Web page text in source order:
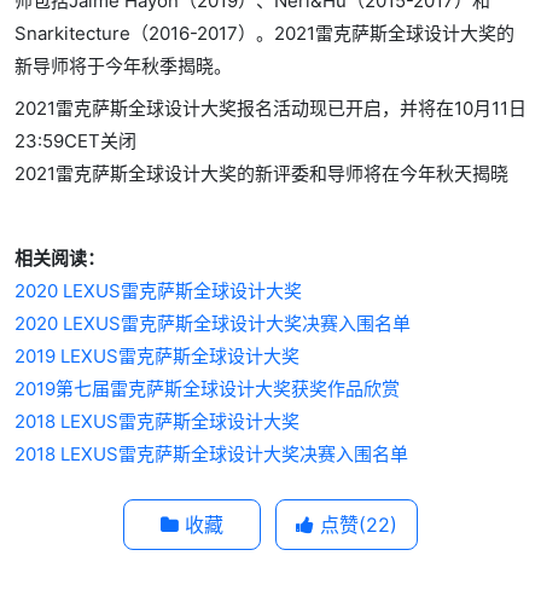
Snarkitecture（2016-2017）。2021雷克萨斯全球设计大奖的
新导师将于今年秋季揭晓。
2021雷克萨斯全球设计大奖报名活动现已开启，并将在10月11日
23:59CET关闭
2021雷克萨斯全球设计大奖的新评委和导师将在今年秋天揭晓
相关阅读：
2020 LEXUS雷克萨斯全球设计大奖
2020 LEXUS雷克萨斯全球设计大奖决赛入围名单
2019 LEXUS雷克萨斯全球设计大奖
2019第七届雷克萨斯全球设计大奖获奖作品欣赏
2018 LEXUS雷克萨斯全球设计大奖
2018 LEXUS雷克萨斯全球设计大奖决赛入围名单
收藏 点赞(22)